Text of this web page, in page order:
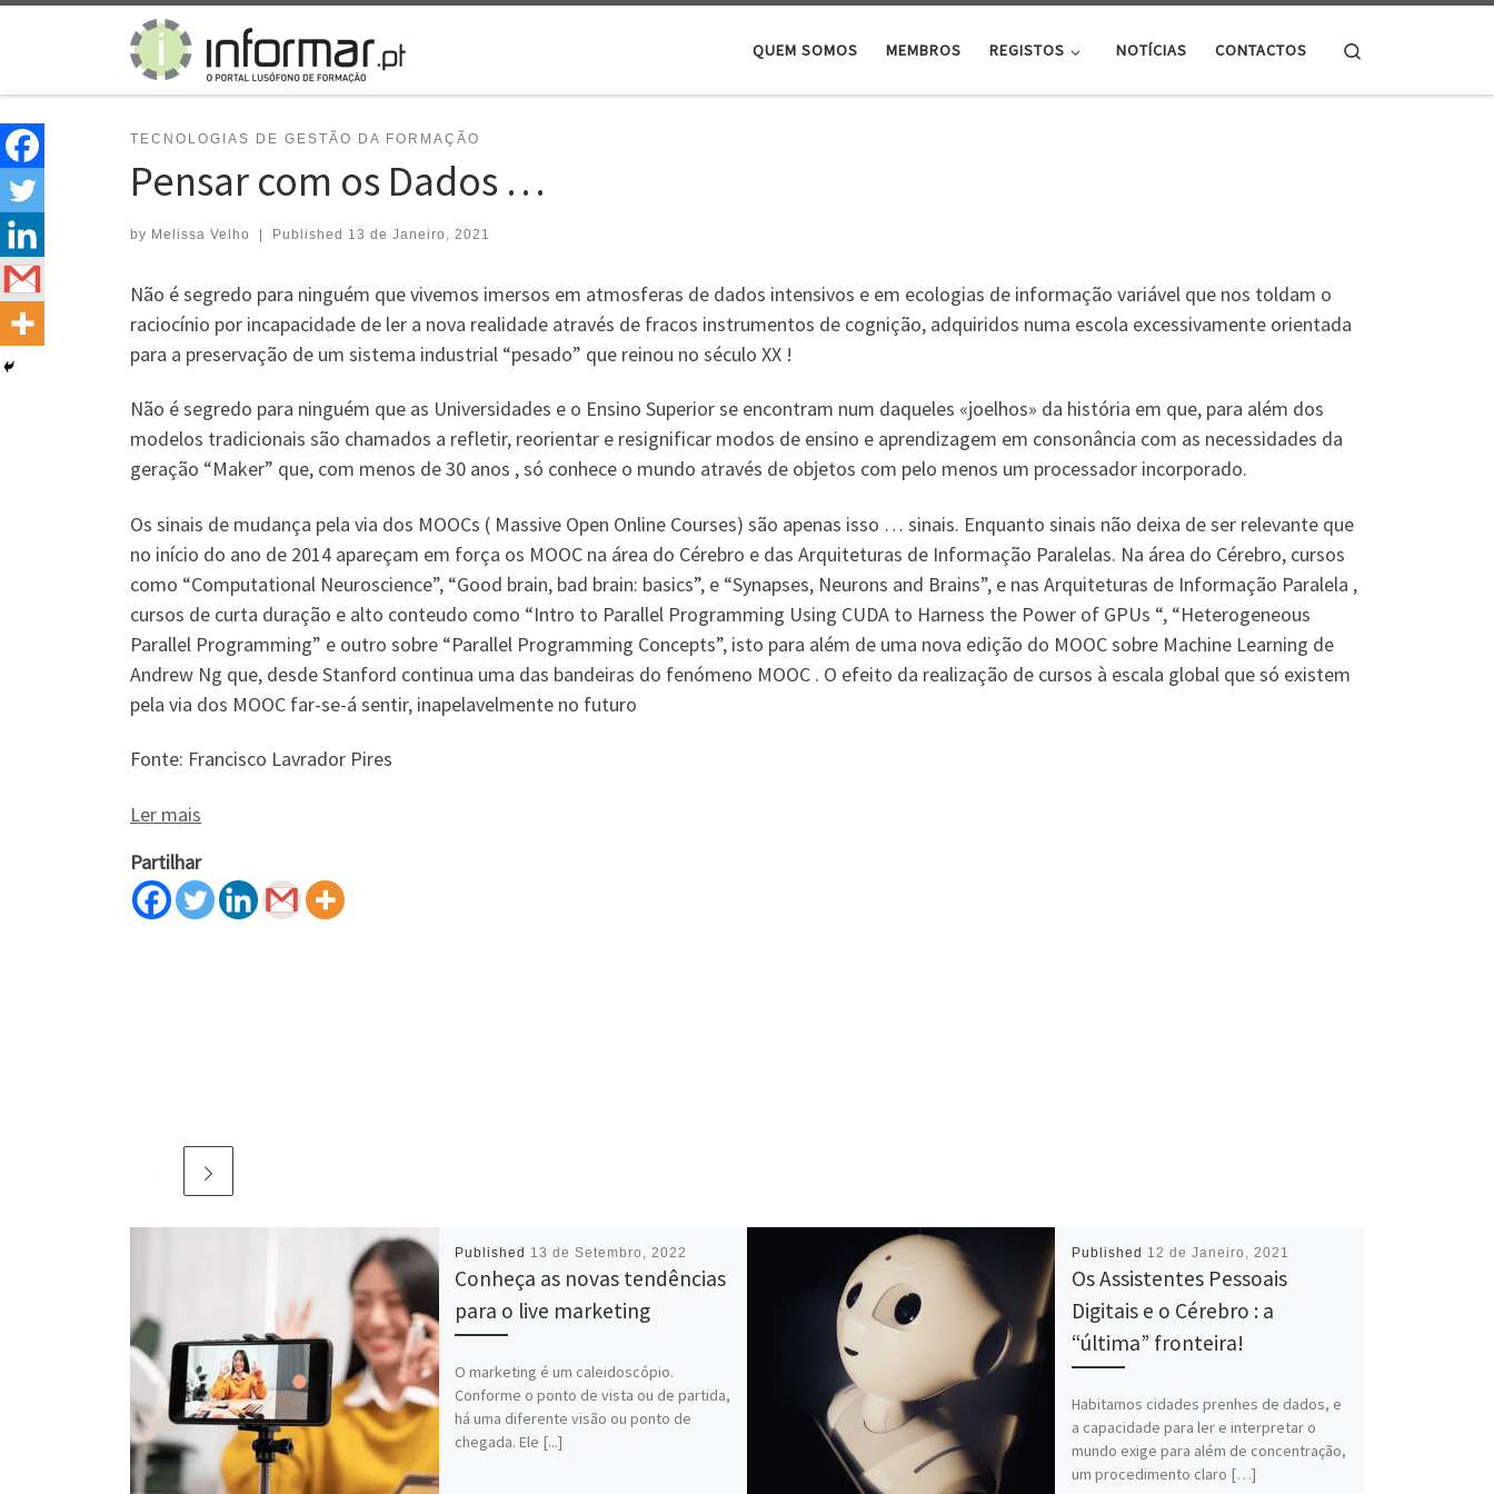
Skip to content
QUEM SOMOS MEMBROS REGISTOS NOTÍCIAS CONTACTOS
TECNOLOGIAS DE GESTÃO DA FORMAÇÃO
Pensar com os Dados …
by Melissa Velho | Published 13 de Janeiro, 2021
Não é segredo para ninguém que vivemos imersos em atmosferas de dados intensivos e em ecologias de informação variável que nos toldam o
raciocínio por incapacidade de ler a nova realidade através de fracos instrumentos de cognição, adquiridos numa escola excessivamente orientada
para a preservação de um sistema industrial “pesado” que reinou no século XX !
Não é segredo para ninguém que as Universidades e o Ensino Superior se encontram num daqueles «joelhos» da história em que, para além dos
modelos tradicionais são chamados a refletir, reorientar e resignificar modos de ensino e aprendizagem em consonância com as necessidades da
geração “Maker” que, com menos de 30 anos , só conhece o mundo através de objetos com pelo menos um processador incorporado.
Os sinais de mudança pela via dos MOOCs ( Massive Open Online Courses) são apenas isso … sinais. Enquanto sinais não deixa de ser relevante que
no início do ano de 2014 apareçam em força os MOOC na área do Cérebro e das Arquiteturas de Informação Paralelas. Na área do Cérebro, cursos
como “Computational Neuroscience”, “Good brain, bad brain: basics”, e “Synapses, Neurons and Brains”, e nas Arquiteturas de Informação Paralela ,
cursos de curta duração e alto conteudo como “Intro to Parallel Programming Using CUDA to Harness the Power of GPUs “, “Heterogeneous
Parallel Programming” e outro sobre “Parallel Programming Concepts”, isto para além de uma nova edição do MOOC sobre Machine Learning de
Andrew Ng que, desde Stanford continua uma das bandeiras do fenómeno MOOC . O efeito da realização de cursos à escala global que só existem
pela via dos MOOC far-se-á sentir, inapelavelmente no futuro
Fonte: Francisco Lavrador Pires
Ler mais
Partilhar
Published 13 de Setembro, 2022
Conheça as novas tendências
para o live marketing
O marketing é um caleidoscópio.
Conforme o ponto de vista ou de partida,
há uma diferente visão ou ponto de
chegada. Ele [...]
Published 12 de Janeiro, 2021
Os Assistentes Pessoais
Digitais e o Cérebro : a
“última” fronteira!
Habitamos cidades prenhes de dados, e
a capacidade para ler e interpretar o
mundo exige para além de concentração,
um procedimento claro […]